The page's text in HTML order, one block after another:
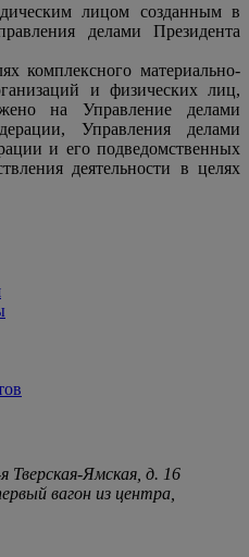
лицом созданным в
делами Президента
комплексного материально-
и физических лиц,
на Управление делами
Управления делами
и его подведомственных
деятельности в целях
Тверская-Ямская, д. 16
вагон из центра,